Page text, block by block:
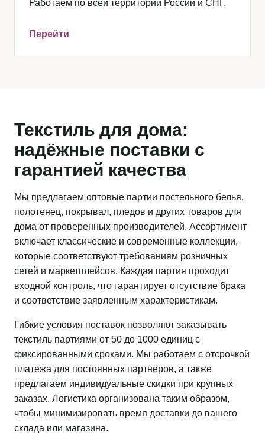
Работаем по всей территории России и СНГ.
Перейти
Текстиль для дома:
надёжные поставки с
гарантией качества
Мы предлагаем оптовые партии постельного белья,
полотенец, покрывал, пледов и других товаров для
дома от проверенных производителей. Ассортимент
включает классические и современные коллекции,
которые соответствуют требованиям розничных
сетей и маркетплейсов. Каждая партия проходит
входной контроль, что гарантирует отсутствие брака
и соответствие заявленным характеристикам.
Гибкие условия поставок позволяют заказывать
текстиль партиями от 50 до 1000 единиц с
фиксированными сроками. Мы работаем с отсрочкой
платежа для постоянных партнёров, а также
предлагаем индивидуальные скидки при крупных
заказах. Логистика организована таким образом,
чтобы минимизировать время доставки до вашего
склада или магазина.